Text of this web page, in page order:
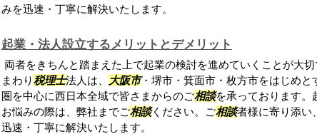
みを迅速・丁寧に解決いたします。
起業・法人設立するメリットとデメリット
両者をきちんと踏まえた上で起業の検討を進めていくことが大
まわり税理士法人は、 大阪市・堺市・箕面市・枚方市をはじめと
圏を中心に西日本全域で皆さまからのご相談を承っております。
お悩みの際は、弊社までご相談ください。ご相談者様に寄り添い
迅速・丁寧に解決いたします。